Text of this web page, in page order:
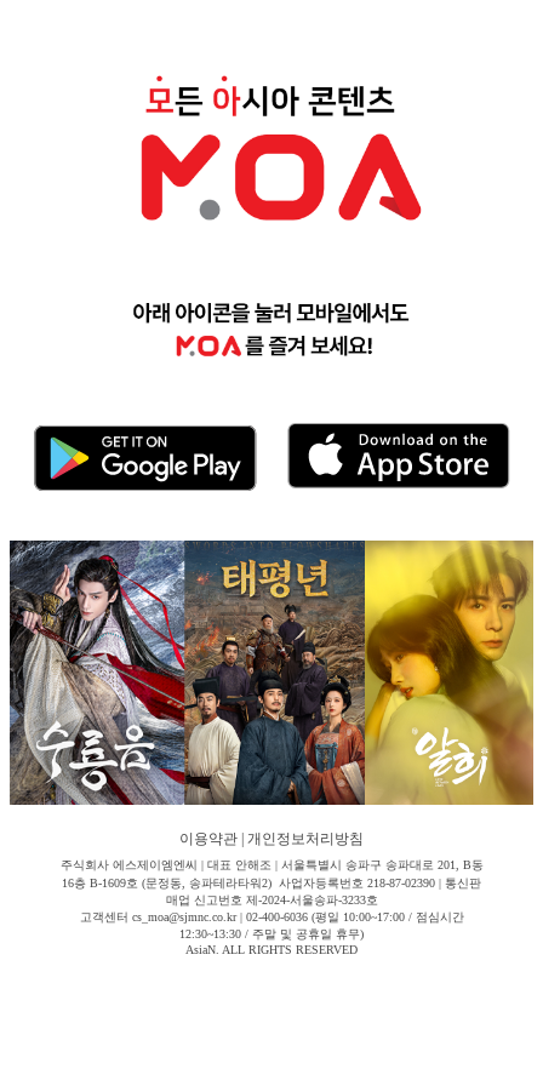
이용약관 개인정보처리방침
주식회사 에스제이엠엔씨 | 대표 안해조 | 서울특별시 송파구 송파대로 201, B동
16층 B-1609호 (문정동, 송파테라타워2) 사업자등록번호 218-87-02390 | 통신판
매업 신고번호 제-2024-서울송파-3233호
고객센터 cs_moa@sjmnc.co.kr | 02-400-6036 (평일 10:00~17:00 / 점심시간
12:30~13:30 / 주말 및 공휴일 휴무)
AsiaN. ALL RIGHTS RESERVED